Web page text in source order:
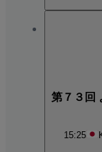
第７３回
15:25